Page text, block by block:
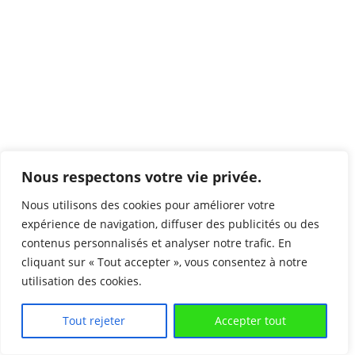
Nous respectons votre vie privée.
Nous utilisons des cookies pour améliorer votre
expérience de navigation, diffuser des publicités ou des
contenus personnalisés et analyser notre trafic. En
cliquant sur « Tout accepter », vous consentez à notre
utilisation des cookies.
Tout rejeter Accepter tout